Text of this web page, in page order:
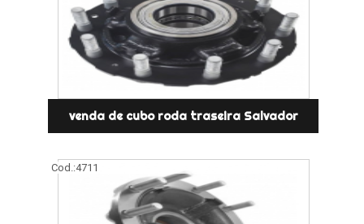
venda de cubo roda traseira Salvador
Cod.:4711